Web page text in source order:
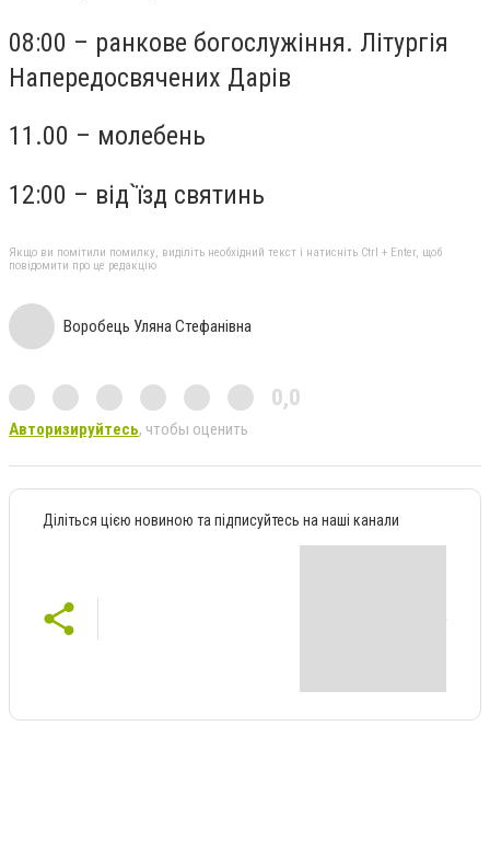
08:00 – ранкове богослужіння. Літургія
Напередосвячених Дарів
11.00 – молебень
12:00 – від`їзд святинь
Якщо ви помітили помилку, виділіть необхідний текст і натисніть Ctrl + Enter, щоб
повідомити про це редакцію
Воробець Уляна Стефанівна
0,0
Авторизируйтесь, чтобы оценить
Діліться цією новиною та підписуйтесь на наші канали